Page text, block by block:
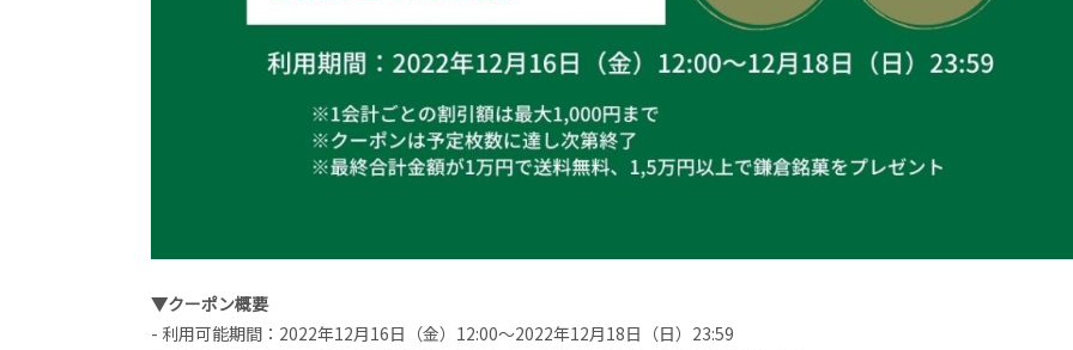
▼クーポン概要
- 利用可能期間：2022年12月16日（金）12:00〜2022年12月18日（日）23:59